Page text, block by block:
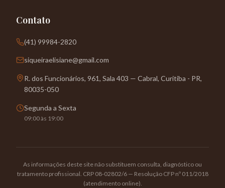
Contato
(41) 99984-2820
siqueiraelisiane@gmail.com
R. dos Funcionários, 961, Sala 403 — Cabral, Curitiba - PR,
80035-050
Segunda a Sexta
09:00 às 19:00
As informações deste site não substituem consulta, diagnóstico ou
tratamento profissional. CRP 08-02802/6 — Resolução CFP nº 011/2018
(atendimento online).